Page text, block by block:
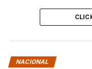
NACIONAL